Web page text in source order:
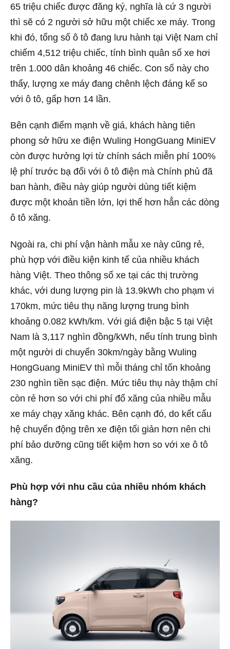
65 triệu chiếc được đăng ký, nghĩa là cứ 3 người
thì sẽ có 2 người sở hữu một chiếc xe máy. Trong
khi đó, tổng số ô tô đang lưu hành tại Việt Nam chỉ
chiếm 4,512 triệu chiếc, tính bình quân số xe hơi
trên 1.000 dân khoảng 46 chiếc. Con số này cho
thấy, lượng xe máy đang chênh lệch đáng kể so
với ô tô, gấp hơn 14 lần.
Bên cạnh điểm mạnh về giá, khách hàng tiên
phong sở hữu xe điện Wuling HongGuang MiniEV
còn được hưởng lợi từ chính sách miễn phí 100%
lệ phí trước bạ đối với ô tô điện mà Chính phủ đã
ban hành, điều này giúp người dùng tiết kiệm
được một khoản tiền lớn, lợi thế hơn hẳn các dòng
ô tô xăng.
Ngoài ra, chi phí vận hành mẫu xe này cũng rẻ,
phù hợp với điều kiện kinh tế của nhiều khách
hàng Việt. Theo thông số xe tại các thị trường
khác, với dung lượng pin là 13.9kWh cho phạm vi
170km, mức tiêu thụ năng lượng trung bình
khoảng 0.082 kWh/km. Với giá điện bậc 5 tại Việt
Nam là 3,117 nghìn đồng/kWh, nếu tính trung bình
một người di chuyển 30km/ngày bằng Wuling
HongGuang MiniEV thì mỗi tháng chỉ tốn khoảng
230 nghìn tiền sạc điện. Mức tiêu thụ này thậm chí
còn rẻ hơn so với chi phí đổ xăng của nhiều mẫu
xe máy chạy xăng khác. Bên cạnh đó, do kết cấu
hệ chuyển động trên xe điện tối giản hơn nên chi
phí bảo dưỡng cũng tiết kiệm hơn so với xe ô tô
xăng.
Phù hợp với nhu cầu của nhiều nhóm khách
hàng?